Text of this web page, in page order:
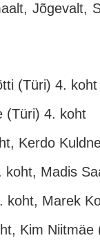
Jõgevalt,
(Türi) 4. koht
(Türi) 4. koht
Kerdo
Madis
koht, Marek
Kim Niitmäe